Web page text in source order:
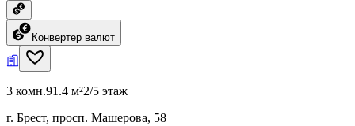
Конвертер валют
3 комн.91.4 м²2/5 этаж
г. Брест, просп. Машерова, 58